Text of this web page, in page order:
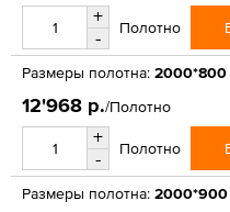
+
-
Полотно
Размеры полотна:
12'968 р./Полотно
+
-
Полотно
Размеры полотна: